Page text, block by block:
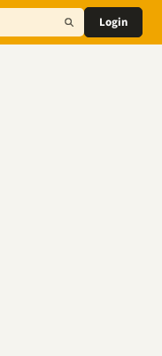
Login